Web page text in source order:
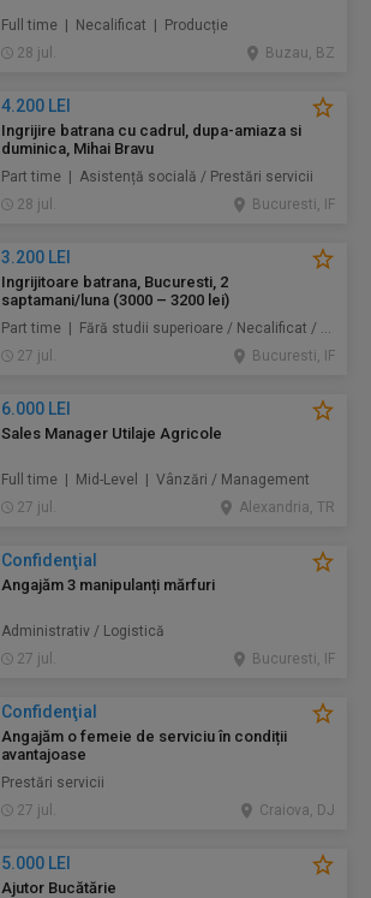
Full time | Necalificat | Producție
28 jul.
Buzau, BZ
4.200 LEI
Ingrijire batrana cu cadrul, dupa-amiaza si
duminica, Mihai Bravu
Part time | Asistență socială / Prestări servicii
28 jul.
Bucuresti, IF
3.200 LEI
Ingrijitoare batrana, Bucuresti, 2
saptamani/luna (3000 – 3200 lei)
Part time | Fără studii superioare / Necalificat / Mid-Level | Au pair / Babysitter / Curăţenie / Prestări servicii
27 jul.
Bucuresti, IF
6.000 LEI
Sales Manager Utilaje Agricole
Full time | Mid-Level | Vânzări / Management
27 jul.
Alexandria, TR
Confidenţial
Angajăm 3 manipulanți mărfuri
Administrativ / Logistică
27 jul.
Bucuresti, IF
Confidenţial
Angajăm o femeie de serviciu în condiții
avantajoase
Prestări servicii
27 jul.
Craiova, DJ
5.000 LEI
Ajutor Bucătărie